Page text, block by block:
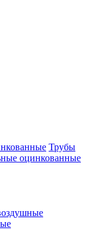
Трубы
оцинкованные